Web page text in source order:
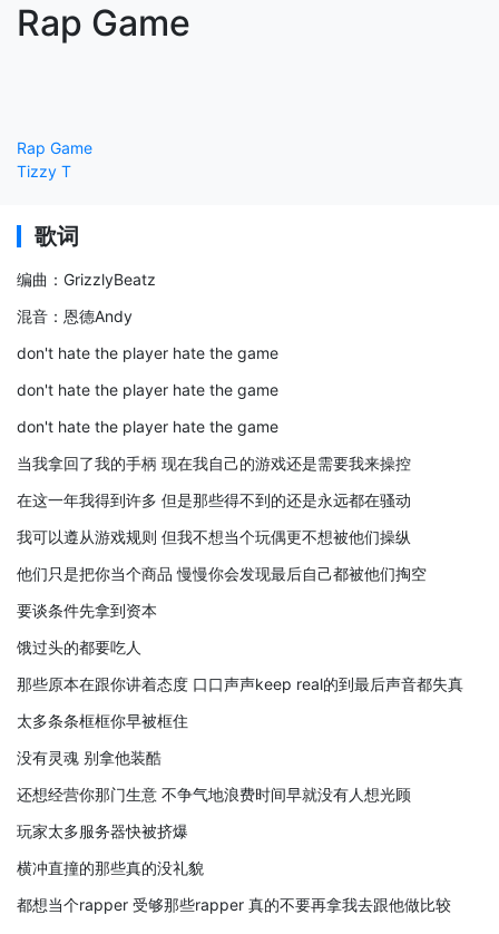
Rap Game
Rap Game
Tizzy T
歌词
编曲：GrizzlyBeatz
混音：恩德Andy
don't hate the player hate the game
don't hate the player hate the game
don't hate the player hate the game
当我拿回了我的手柄 现在我自己的游戏还是需要我来操控
在这一年我得到许多 但是那些得不到的还是永远都在骚动
我可以遵从游戏规则 但我不想当个玩偶更不想被他们操纵
他们只是把你当个商品 慢慢你会发现最后自己都被他们掏空
要谈条件先拿到资本
饿过头的都要吃人
那些原本在跟你讲着态度 口口声声keep real的到最后声音都失真
太多条条框框你早被框住
没有灵魂 别拿他装酷
还想经营你那门生意 不争气地浪费时间早就没有人想光顾
玩家太多服务器快被挤爆
横冲直撞的那些真的没礼貌
都想当个rapper 受够那些rapper 真的不要再拿我去跟他做比较